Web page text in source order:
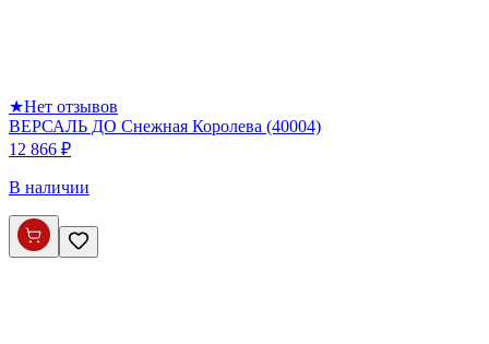
★Нет отзывов
ВЕРСАЛЬ ДО Снежная Королева (40004)
12 866 ₽
В наличии